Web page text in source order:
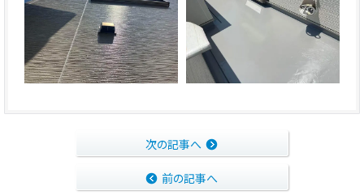
次の記事へ
前の記事へ